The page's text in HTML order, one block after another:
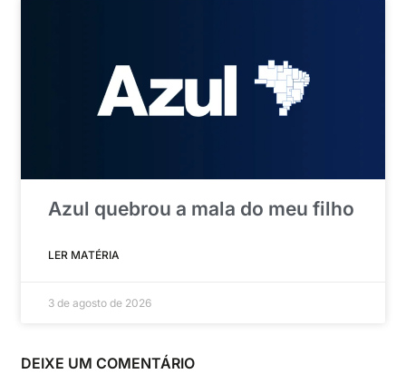
Azul quebrou a mala do meu filho
LER MATÉRIA
3 de agosto de 2026
DEIXE UM COMENTÁRIO